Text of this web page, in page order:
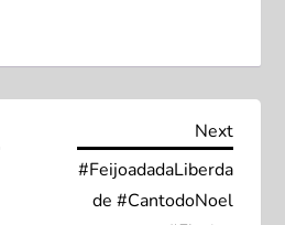
Next
Post
Next
#FeijoadadaLiberda
de #CantodoNoel